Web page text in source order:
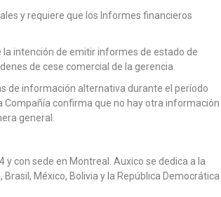
y requiere que los Informes financieros
intención de emitir informes de estado de
de cese comercial de la gerencia.
de información alternativa durante el período
confirma que no hay otra información
general.
con sede en Montreal. Auxico se dedica a la
México, Bolivia y la República Democrática